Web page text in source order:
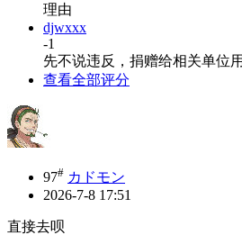
理由
djwxxx
-1
先不说违反，捐赠给相关单位
查看全部评分
97# カドモン
2026-7-8 17:51
直接去呗